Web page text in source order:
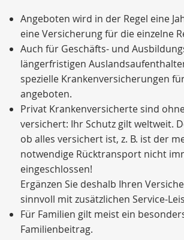
Angeboten wird in der Regel eine
eine Versicherung für die einzelne
Auch für Geschäfts- und
längerfristigen
spezielle Krankenversicherungen
angeboten.
Privat Krankenversicherte sind
versichert: Ihr Schutz gilt weltweit.
ob alles versichert ist, z. B. ist der
notwendige Rücktransport nicht
eingeschlossen!
Ergänzen Sie deshalb Ihren
sinnvoll mit zusätzlichen Service-
Für Familien gilt meist ein
Familienbeitrag.